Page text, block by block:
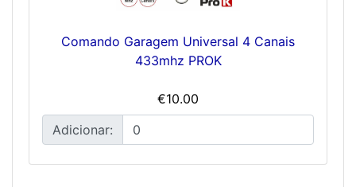
Comando Garagem Universal 4 Canais
433mhz PROK
€10.00
Adicionar: